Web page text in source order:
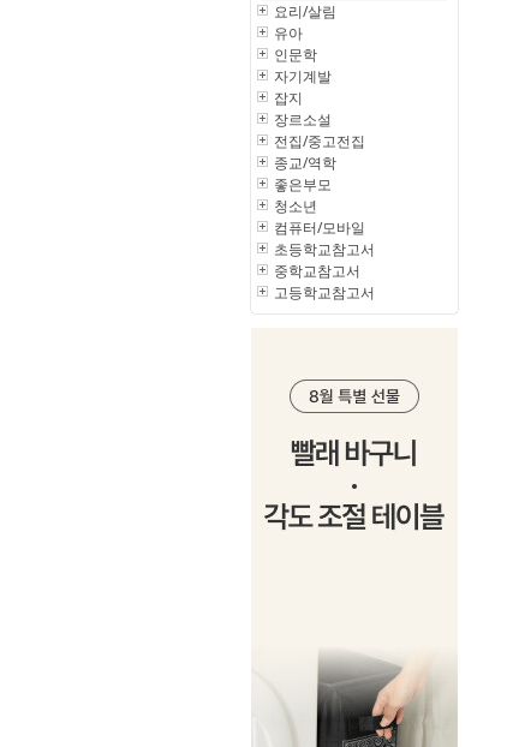
요리/살림
유아
인문학
자기계발
잡지
장르소설
전집/중고전집
종교/역학
좋은부모
청소년
컴퓨터/모바일
초등학교참고서
중학교참고서
고등학교참고서